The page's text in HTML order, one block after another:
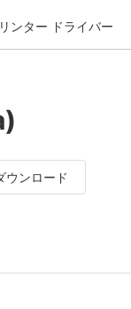
ンター ドライバー
ウンロード